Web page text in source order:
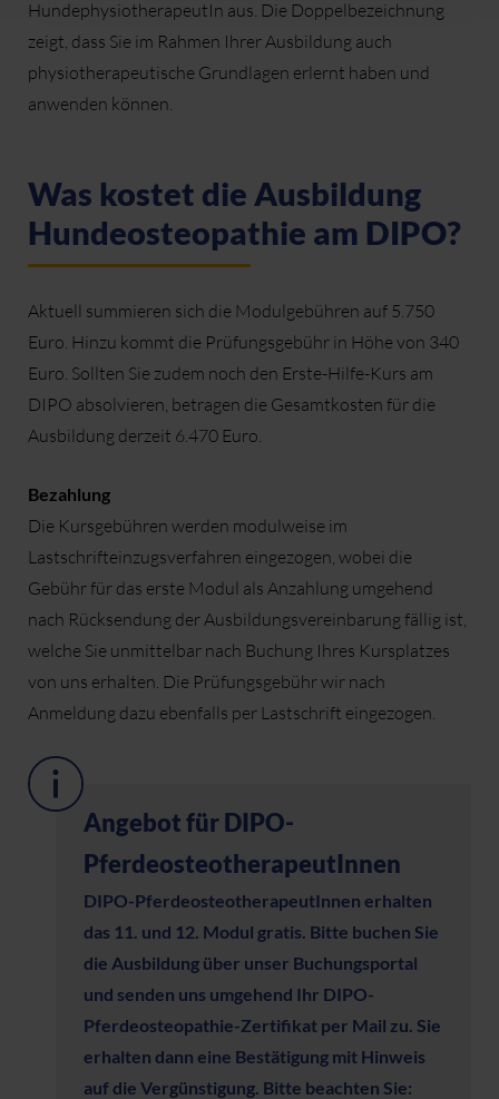
HundephysiotherapeutIn aus. Die Doppelbezeichnung
zeigt, dass Sie im Rahmen Ihrer Ausbildung auch
physiotherapeutische Grundlagen erlernt haben und
anwenden können.
Was kostet die Ausbildung
Hundeosteopathie am DIPO?
Aktuell summieren sich die Modulgebühren auf 5.750
Euro. Hinzu kommt die Prüfungsgebühr in Höhe von 340
Euro. Sollten Sie zudem noch den Erste-Hilfe-Kurs am
DIPO absolvieren, betragen die Gesamtkosten für die
Ausbildung derzeit 6.470 Euro.
Bezahlung
Die Kursgebühren werden modulweise im
Lastschrifteinzugsverfahren eingezogen, wobei die
Gebühr für das erste Modul als Anzahlung umgehend
nach Rücksendung der Ausbildungsvereinbarung fällig ist,
welche Sie unmittelbar nach Buchung Ihres Kursplatzes
von uns erhalten. Die Prüfungsgebühr wir nach
Anmeldung dazu ebenfalls per Lastschrift eingezogen.
Angebot für DIPO-
PferdeosteotherapeutInnen
DIPO-PferdeosteotherapeutInnen erhalten
das 11. und 12. Modul gratis. Bitte buchen Sie
die Ausbildung über unser Buchungsportal
und senden uns umgehend Ihr DIPO-
Pferdeosteopathie-Zertifikat per Mail zu. Sie
erhalten dann eine Bestätigung mit Hinweis
auf die Vergünstigung. Bitte beachten Sie: